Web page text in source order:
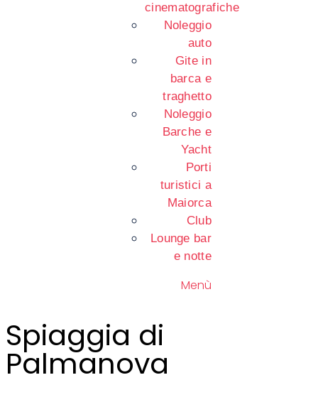
cinematografiche
Noleggio
auto
Gite in
barca e
traghetto
Noleggio
Barche e
Yacht
Porti
turistici a
Maiorca
Club
Lounge bar
e notte
Menù
Spiaggia di
Palmanova